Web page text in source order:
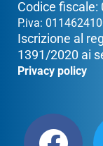
Codice fiscale:
P.iva:
Iscrizione al
1391/2020 ai
Privacy policy